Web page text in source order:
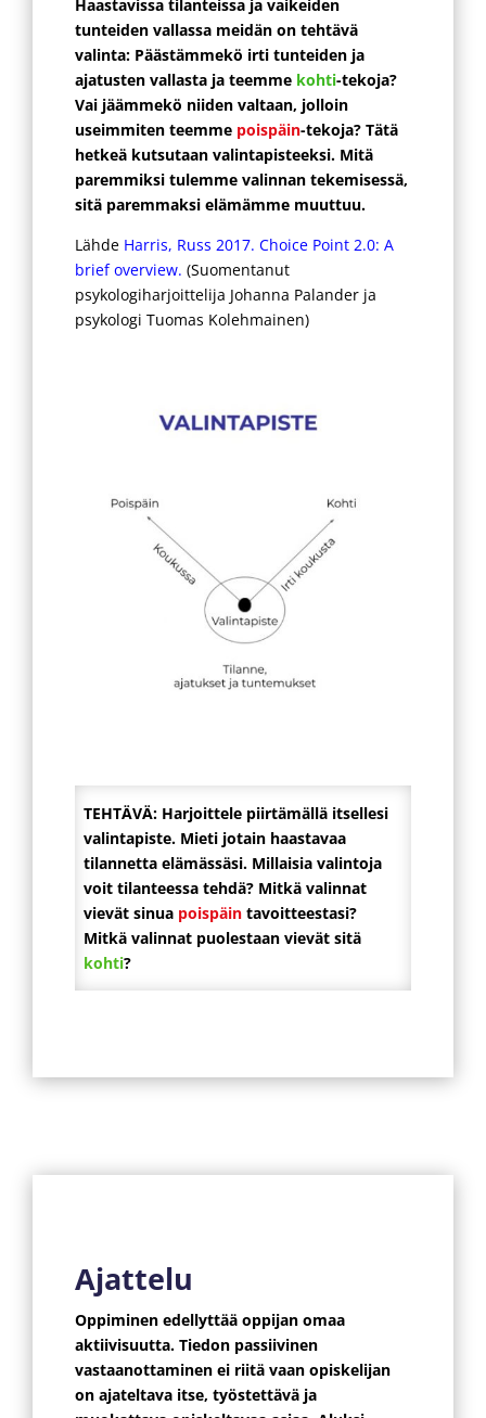
Haastavissa tilanteissa ja vaikeiden
tunteiden vallassa meidän on tehtävä
valinta: Päästämmekö irti tunteiden ja
ajatusten vallasta ja teemme kohti-tekoja?
Vai jäämmekö niiden valtaan, jolloin
useimmiten teemme poispäin-tekoja? Tätä
hetkeä kutsutaan valintapisteeksi. Mitä
paremmiksi tulemme valinnan tekemisessä,
sitä paremmaksi elämämme muuttuu.
Lähde Harris, Russ 2017. Choice Point 2.0: A
brief overview. (Suomentanut
psykologiharjoittelija Johanna Palander ja
psykologi Tuomas Kolehmainen)
TEHTÄVÄ: Harjoittele piirtämällä itsellesi
valintapiste. Mieti jotain haastavaa
tilannetta elämässäsi. Millaisia valintoja
voit tilanteessa tehdä? Mitkä valinnat
vievät sinua poispäintavoitteestasi?
Mitkä valinnat puolestaan vievät sitä
kohti?
Ajattelu
Oppiminen edellyttää oppijan omaa
aktiivisuutta. Tiedon passiivinen
vastaanottaminen ei riitä vaan opiskelijan
on ajateltava itse, työstettävä ja